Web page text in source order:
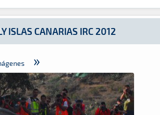
ISLAS CANARIAS IRC 2012
»